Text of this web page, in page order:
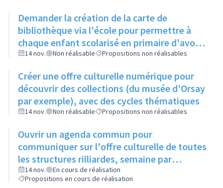
Demander la création de la carte de
bibliothèque via l'école pour permettre à
chaque enfant scolarisé en primaire d'avoir
une carte et toucher éventuellement le reste
14 nov. Non réalisable Propositions non réalisables
Créer une offre culturelle numérique pour
découvrir des collections (du musée d'Orsay
par exemple), avec des cycles thématiques
14 nov. Non réalisable Propositions non réalisables
Ouvrir un agenda commun pour
communiquer sur l'offre culturelle de toutes
les structures rilliardes, semaine par
semaine, avec régulation par la mairie
14 nov.
En cours de réalisation
Propositions en cours de réalisation